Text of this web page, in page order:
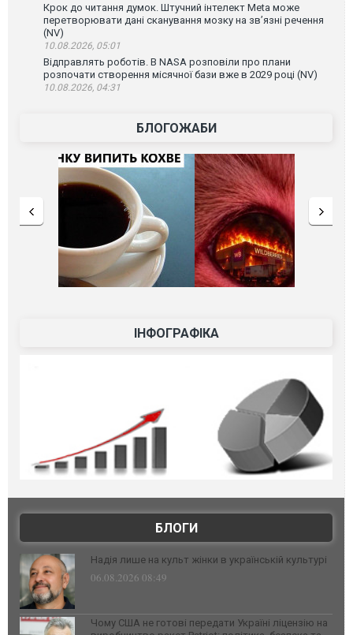
Крок до читання думок. Штучний інтелект Meta може
перетворювати дані сканування мозку на зв’язні речення
(NV)
10.08.2026, 05:01
Відправлять роботів. В NASA розповіли про плани
розпочати створення місячної бази вже в 2029 році (NV)
10.08.2026, 04:31
БЛОГОЖАБИ
ІНФОГРАФІКА
БЛОГИ
Надія лише на культ жінки в українській культурі
06.08.2026 08:49
Чому США не готові передати Україні ліцензію на